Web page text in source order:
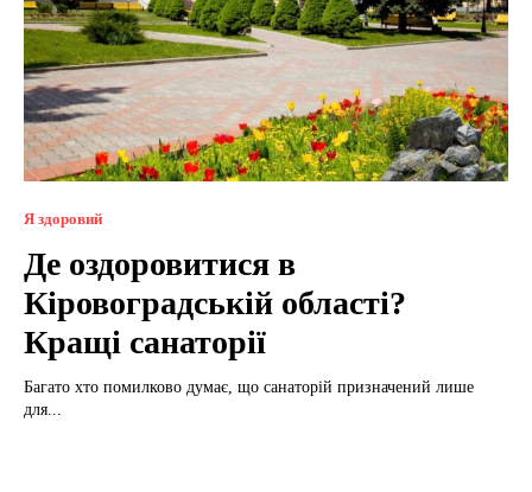
Я здоровий
Де оздоровитися в
Кіровоградській області?
Кращі санаторії
Багато хто помилково думає, що санаторій призначений лише
для...